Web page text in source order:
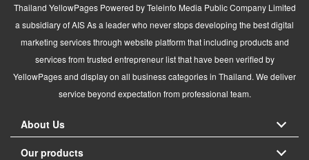
Thailand YellowPages Powered by Teleinfo Media Public Company Limited
a subsidiary of AIS As a leader who never stops developing the best digital
marketing services through website platform that including products and
services from trusted entrepreneur list that have been verified by
YellowPages and display on all business categories in Thailand. We deliver
service beyond expectation from professional team.
About Us
Our products